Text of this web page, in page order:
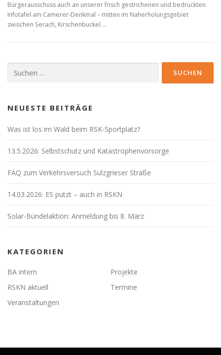
Bürgerausschuss auch an unserer frisch gestrichenen und bedruckten
Infotafel am Camerer-Denkmal – mitten im Naherholungsgebiet
zwischen Serach, Kirschenbuckel …
nach:
NEUESTE BEITRÄGE
Was ist los im Wald beim RSK-Sportplatz?
13.5.2026: Selbstschutz und Katastrophenvorsorge
FAQ zum Verkehrsversuch Sulzgrieser Straße
14.03.2026: ES putzt – auch in RSKN
Solar-Bündelaktion: Anmeldung bis 8. März
KATEGORIEN
BA intern
Projekte
RSKN aktuell
Termine
Veranstaltungen